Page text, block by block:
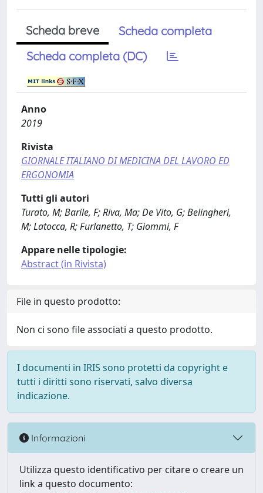
Scheda breve
Scheda completa
Scheda completa (DC)
Anno
2019
Rivista
GIORNALE ITALIANO DI MEDICINA DEL LAVORO ED
ERGONOMIA
Tutti gli autori
Turato, M; Barile, F; Riva, Ma; De Vito, G; Belingheri,
M; Latocca, R; Furlanetto, T; Giommi, F
Appare nelle tipologie:
Abstract (in Rivista)
File in questo prodotto:
Non ci sono file associati a questo prodotto.
I documenti in IRIS sono protetti da copyright e
tutti i diritti sono riservati, salvo diversa
indicazione.
Informazioni
Utilizza questo identificativo per citare o creare un
link a questo documento: